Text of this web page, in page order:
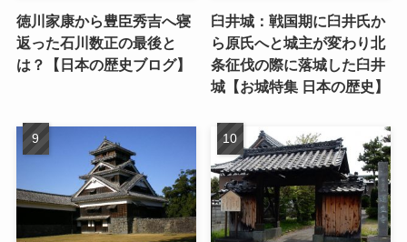
徳川家康から豊臣秀吉へ寝
返った石川数正の最後と
は？【日本の歴史ブログ】
臼井城：戦国期に臼井氏か
ら原氏へと城主が変わり北
条征伐の際に落城した臼井
城【お城特集 日本の歴史】